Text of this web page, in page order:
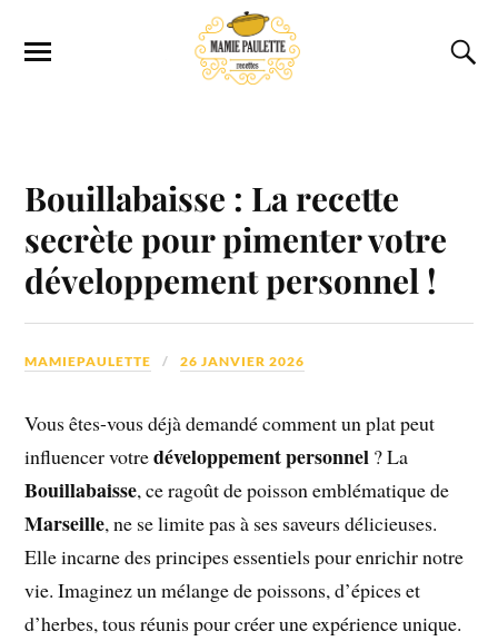
Bouillabaisse : La recette
secrète pour pimenter votre
développement personnel !
MAMIEPAULETTE 26 JANVIER 2026
Vous êtes-vous déjà demandé comment un plat peut
influencer votredéveloppement personnel ? La
Bouillabaisse, ce ragoût de poisson emblématique de
Marseille, ne se limite pas à ses saveurs délicieuses.
Elle incarne des principes essentiels pour enrichir notre
vie. Imaginez un mélange de poissons, d’épices et
d’herbes, tous réunis pour créer une expérience unique.